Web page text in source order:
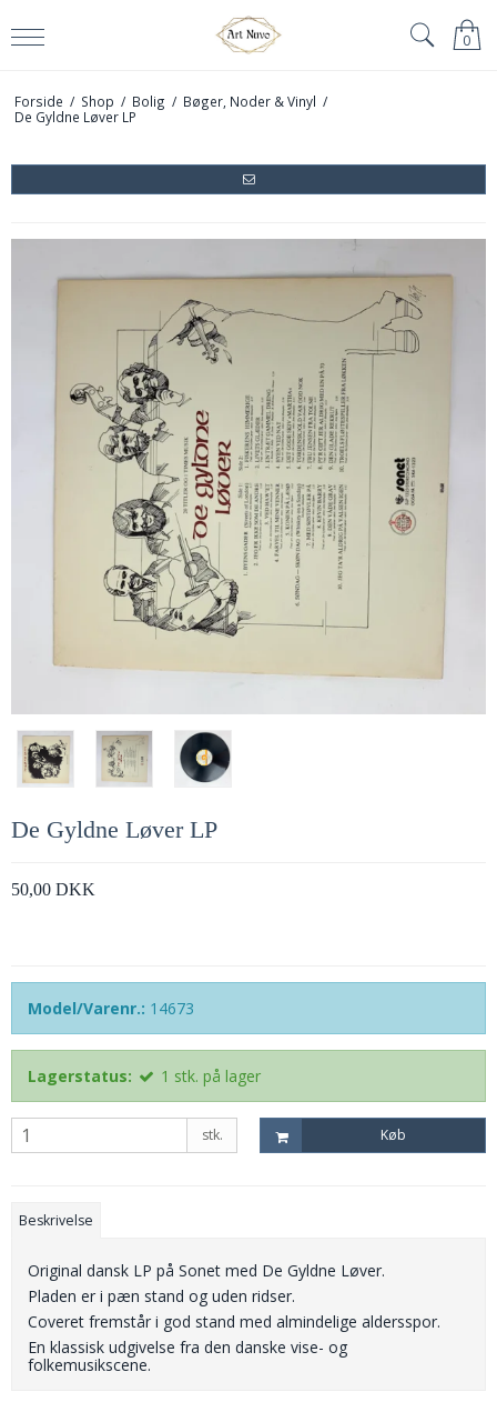
0
Forside / Shop / Bolig / Bøger, Noder & Vinyl /
De Gyldne Løver LP
De Gyldne Løver LP
50,00 DKK
Model/Varenr.: 14673
Lagerstatus: 1 stk. på lager
stk. Køb
Beskrivelse
Original dansk LP på Sonet med De Gyldne Løver.
Pladen er i pæn stand og uden ridser.
Coveret fremstår i god stand med almindelige aldersspor.
En klassisk udgivelse fra den danske vise- og
folkemusikscene.